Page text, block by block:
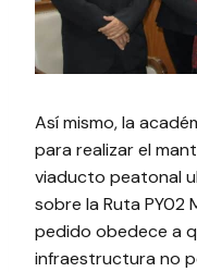
Así mismo, la
para realizar el
viaducto peatonal
sobre la Ruta PY02
pedido obedece a
infraestructura no